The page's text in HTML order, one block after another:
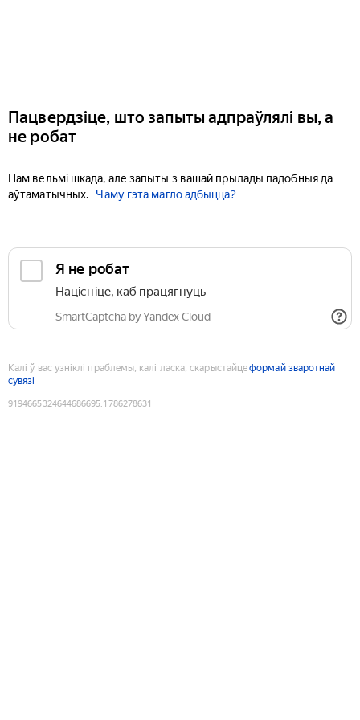
Пацвердзіце, што запыты адпраўлялі вы, а
не робат
Нам вельмі шкада, але запыты з вашай прылады падобныя да
аўтаматычных.
Чаму гэта магло адбыцца?
Я не робат
Націсніце, каб працягнуць
SmartCaptcha by Yandex Cloud
Калі ў вас узніклі праблемы, калі ласка, скарыстайцеформай зваротнай
сувязі
9194665324644686695:1786278631